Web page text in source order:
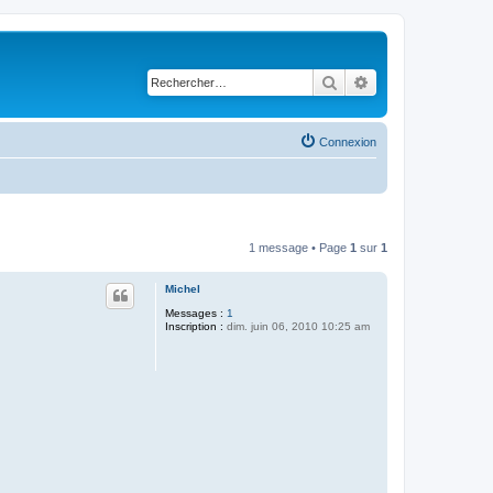
Rechercher
Connexion
1 message • Page 1 sur 1
Michel
Messages : 1
Inscription : dim. juin 06, 2010 10:25 am